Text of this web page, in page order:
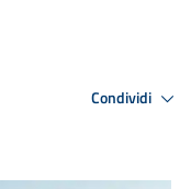
Condividi